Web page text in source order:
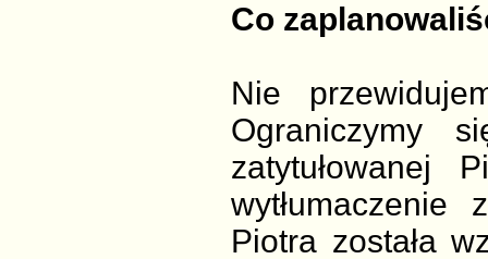
Co
Nie
Ograniczymy
zatytułowanej
wytłumaczenie
Piotra została